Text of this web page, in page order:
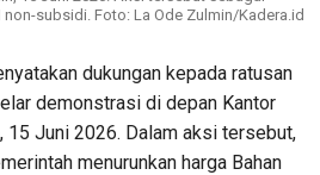
subsidi. Foto: La Ode Zulmin/Kadera.id
dukungan kepada ratusan
demonstrasi di depan Kantor
15 Juni 2026. Dalam aksi tersebut,
menurunkan harga Bahan